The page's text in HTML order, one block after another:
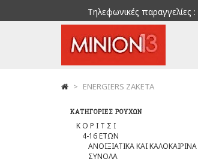
Τηλεφωνικές παραγγελίες :
> ENERGIERS ΖΑΚΕΤΑ
ΚΑΤΗΓΟΡΊΕΣ ΡΟΎΧΩΝ
Κ Ο Ρ Ι Τ Σ Ι
4-16 ΕΤΩΝ
ΑΝΟΙΞΙΑΤΙΚΑ ΚΑΙ ΚΑΛΟΚΑΙΡΙΝΑ
ΣΥΝΟΛΑ